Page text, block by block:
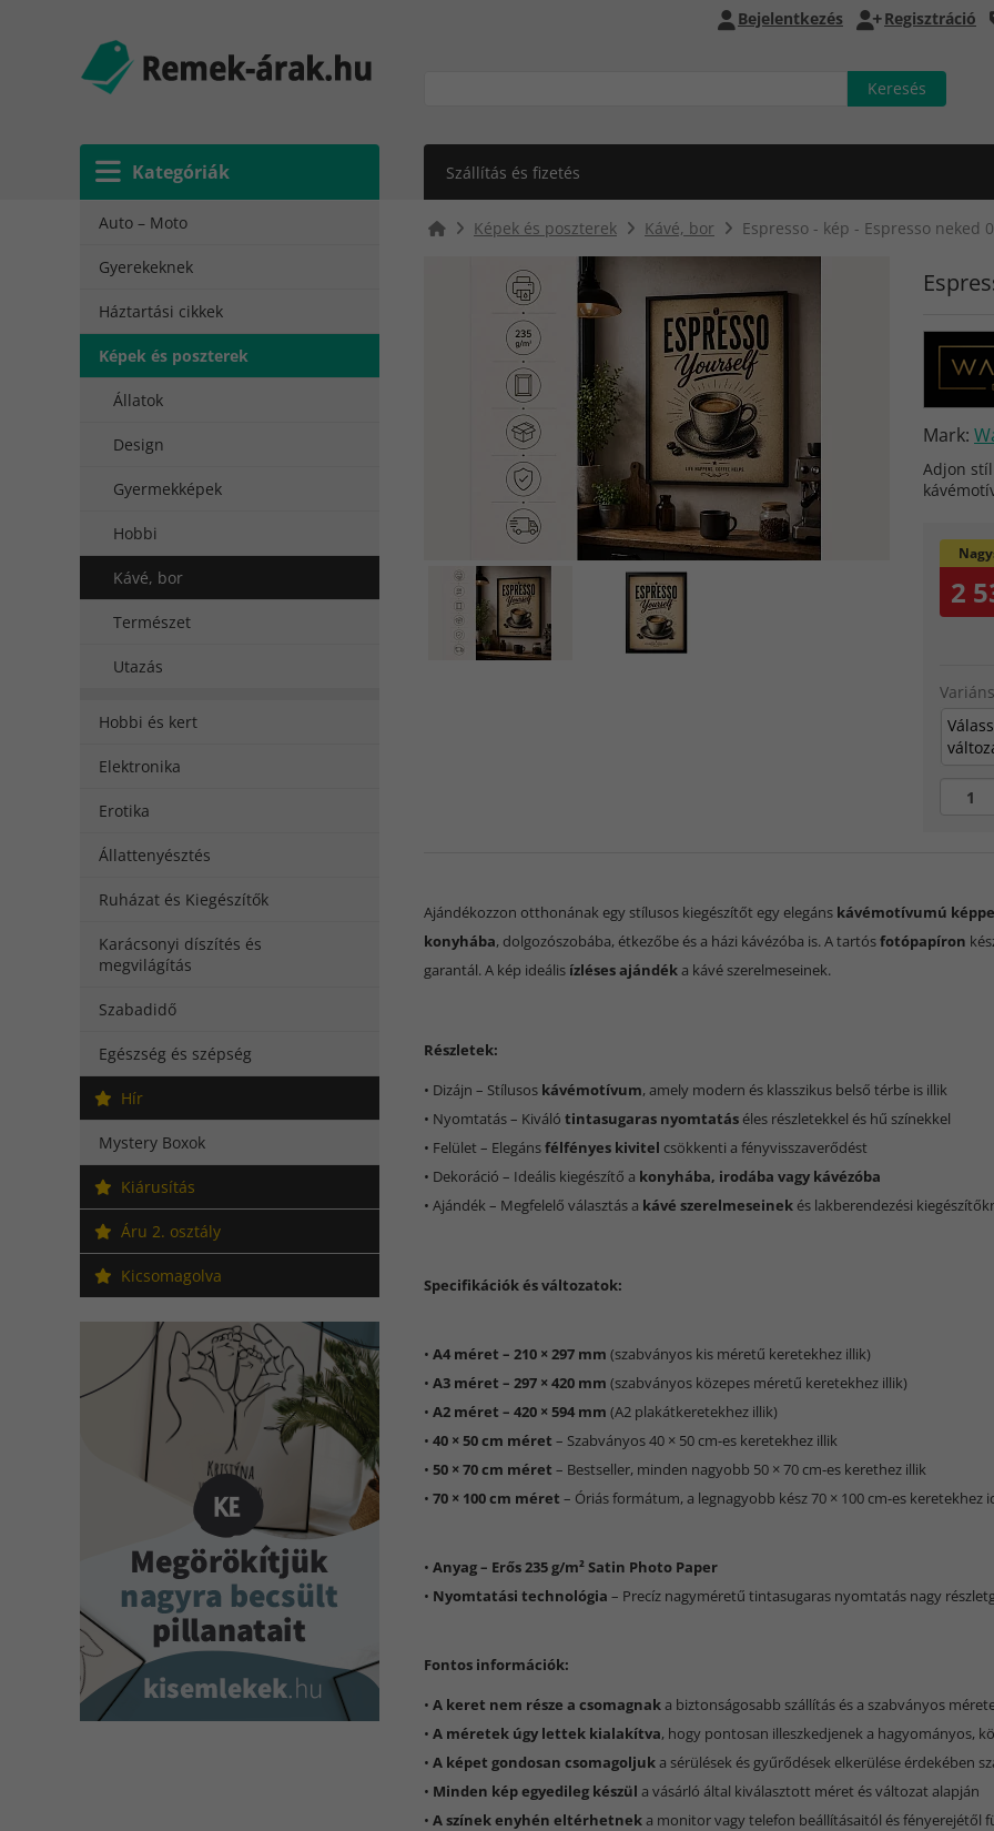
Kategóriák
Bejelentkezés Regisztráció
Szállítás és fizetés
Auto – Moto
Gyerekeknek
Háztartási cikkek
Képek és poszterek
Állatok
Design
Gyermekképek
Hobbi
Kávé, bor
Természet
Utazás
Hobbi és kert
Elektronika
Erotika
Állattenyésztés
Ruházat és Kiegészítők
Karácsonyi díszítés és
megvilágítás
Szabadidő
Egészség és szépség
Hír
Mystery Boxok
Kiárusítás
Áru 2. osztály
Kicsomagolva
Képek és poszterek Kávé, bor Espresso - kép - Espresso neked
Mark:
Adjon
2
Ajándékozzon otthonának egy stílusos kiegészítőt egy elegáns kávémotívumú
konyhába, dolgozószobába, étkezőbe és a házi kávézóba is. A tartósfotópapíron
garantál. A kép ideális ízléses ajándéka kávé szerelmeseinek.
Részletek:
• Dizájn – Stílusos kávémotívum, amely modern és klasszikus belső térbe is illik
• Nyomtatás – Kiváló tintasugaras nyomtatás éles részletekkel és hű színekkel
• Felület – Elegánsfélfényes kivitel csökkenti a fényvisszaverődést
• Dekoráció – Ideális kiegészítő a konyhába, irodába vagy kávézóba
• Ajándék – Megfelelő választás a kávé szerelmeseinek és lakberendezési
Specifikációk és változatok:
• A4 méret – 210 × 297 mm (szabványos kis méretű keretekhez illik)
• A3 méret – 297 × 420 mm (szabványos közepes méretű keretekhez illik)
• A2 méret – 420 × 594 mm (A2 plakátkeretekhez illik)
• 40 × 50 cm méret – Szabványos 40 × 50 cm-es keretekhez illik
• 50 × 70 cm méret – Bestseller, minden nagyobb 50 × 70 cm-es kerethez illik
• 70 × 100 cm méret – Óriás formátum, a legnagyobb kész 70 × 100 cm-es keretekhez
• Anyag – Erős 235 g/m² Satin Photo Paper
• Nyomtatási technológia – Precíz nagyméretű tintasugaras nyomtatás nagy
Fontos információk:
• A keret nem része a csomagnaka biztonságosabb szállítás és a szabványos
• A méretek úgy lettek kialakítva, hogy pontosan illeszkedjenek a hagyományos,
• A képet gondosan csomagoljuka sérülések és gyűrődések elkerülése érdekében
• Minden kép egyedileg készül a vásárló által kiválasztott méret és változat alapján
• A színek enyhén eltérhetneka monitor vagy telefon beállításaitól és fényerejétől